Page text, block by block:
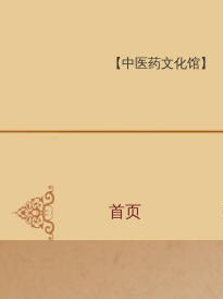
【中医药文化馆】
首页